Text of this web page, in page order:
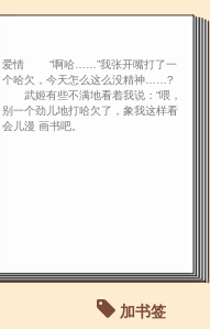
爱情 “啊哈……”我张开嘴打了一
个哈欠，今天怎么这么没精神……?
武姬有些不满地看着我说：“喂，
别一个劲儿地打哈欠了，象我这样看
会儿漫 画书吧。
加书签